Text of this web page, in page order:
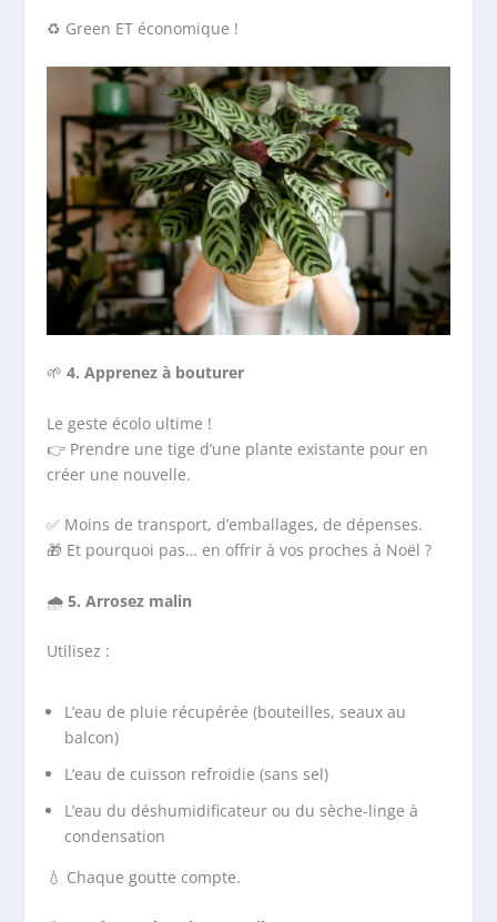
♻️ Green ET économique !
🌱 4. Apprenez à bouturer
Le geste écolo ultime !
👉 Prendre une tige d’une plante existante pour en
créer une nouvelle.
✅ Moins de transport, d’emballages, de dépenses.
🎁 Et pourquoi pas… en offrir à vos proches à Noël ?
🌧️ 5. Arrosez malin
Utilisez :
L’eau de pluie récupérée (bouteilles, seaux au
balcon)
L’eau de cuisson refroidie (sans sel)
L’eau du déshumidificateur ou du sèche-linge à
condensation
💧 Chaque goutte compte.